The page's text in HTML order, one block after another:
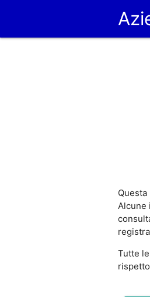
Alcune
Tutte